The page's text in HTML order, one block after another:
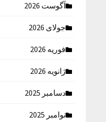
آگوست 2026
جولای 2026
فوریه 2026
ژانویه 2026
دسامبر 2025
نوامبر 2025